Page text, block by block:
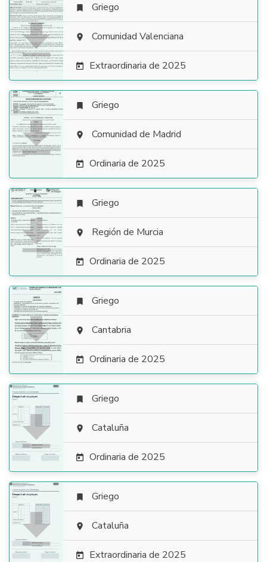

 Griego
 Comunidad Valenciana
 Extraordinaria de 2025

 Griego
 Comunidad de Madrid
 Ordinaria de 2025

 Griego
 Región de Murcia
 Ordinaria de 2025

 Griego
 Cantabria
 Ordinaria de 2025

 Griego
 Cataluña
 Ordinaria de 2025

 Griego
 Cataluña
 Extraordinaria de 2025